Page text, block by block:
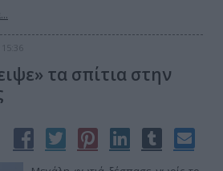
τα σπίτια στην